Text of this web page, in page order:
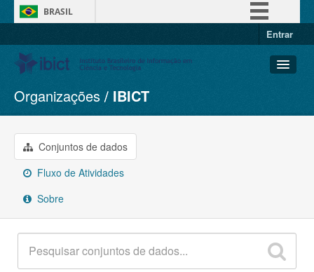
BRASIL
Entrar
Conjuntos de dados
Organizações
Grupos
Sobre
Organizações IBICT
Conjuntos de dados
Fluxo de Atividades
Sobre